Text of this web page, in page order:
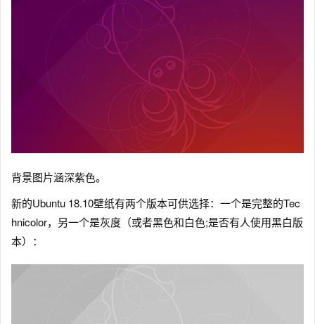
背景图片涵深紫色。
新的Ubuntu 18.10壁纸有两个版本可供选择：一个是完整的Tec
hnicolor，另一个是灰度（或者黑色和白色;是否有人使用黑白版
本）：